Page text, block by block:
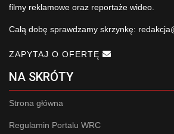
filmy reklamowe oraz reportaże wideo.
Całą dobę sprawdzamy skrzynkę:
ZAPYTAJ O OFERTĘ
NA SKRÓTY
Strona główna
Regulamin Portalu WRC